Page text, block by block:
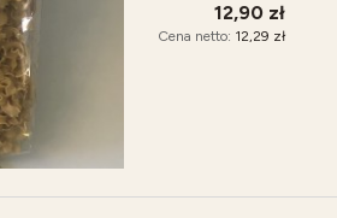
12,90 zł
Cena netto: 12,29 zł